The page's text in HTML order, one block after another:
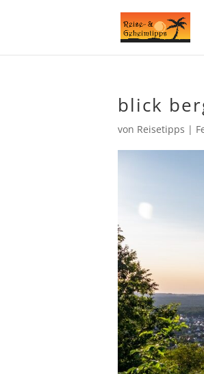
blick
von Reisetipps |